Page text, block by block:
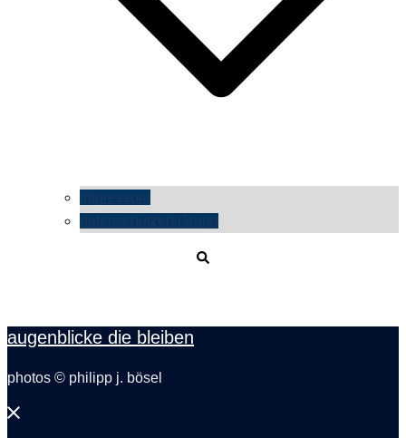
impressum
datenschutzerklärung
augenblicke die bleiben
photos © philipp j. bösel
Menü